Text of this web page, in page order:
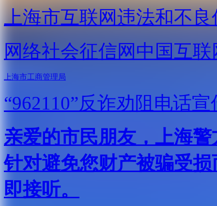
上海市互联网违法和不
网络社会征信网 中国互
上海市工商管理局
“962110”反诈劝阻电话宣
亲爱的市民朋友，上海
针对避免您财产被骗受
即接听。